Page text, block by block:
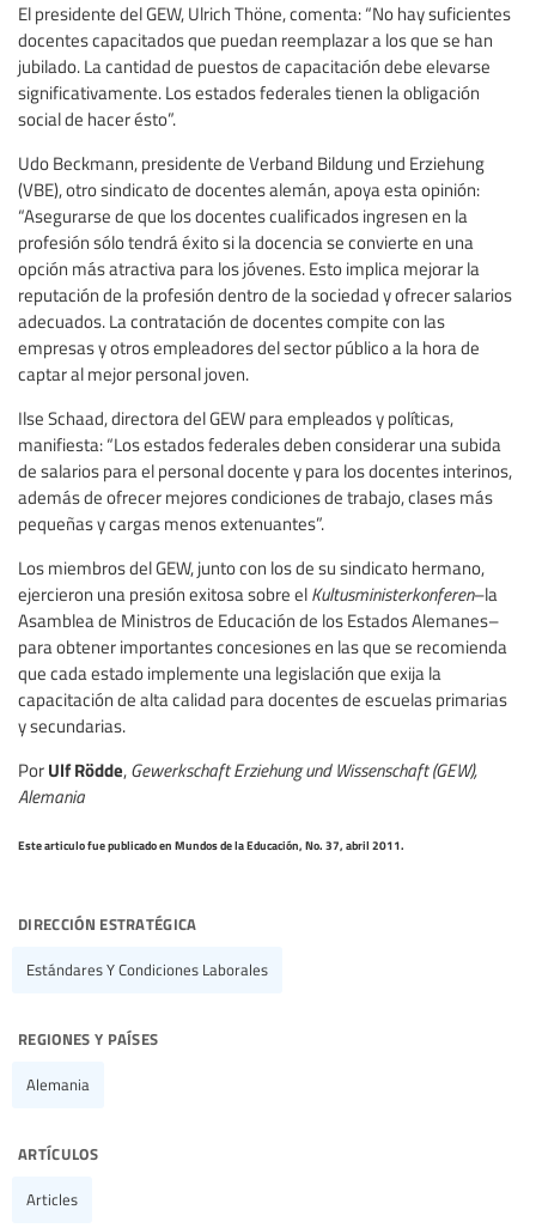
El presidente del GEW, Ulrich Thöne, comenta: “No hay suficientes
docentes capacitados que puedan reemplazar a los que se han
jubilado. La cantidad de puestos de capacitación debe elevarse
significativamente. Los estados federales tienen la obligación
social de hacer ésto”.
Udo Beckmann, presidente de Verband Bildung und Erziehung
(VBE), otro sindicato de docentes alemán, apoya esta opinión:
“Asegurarse de que los docentes cualificados ingresen en la
profesión sólo tendrá éxito si la docencia se convierte en una
opción más atractiva para los jóvenes. Esto implica mejorar la
reputación de la profesión dentro de la sociedad y ofrecer salarios
adecuados. La contratación de docentes compite con las
empresas y otros empleadores del sector público a la hora de
captar al mejor personal joven.
Ilse Schaad, directora del GEW para empleados y políticas,
manifiesta: “Los estados federales deben considerar una subida
de salarios para el personal docente y para los docentes interinos,
además de ofrecer mejores condiciones de trabajo, clases más
pequeñas y cargas menos extenuantes”.
Los miembros del GEW, junto con los de su sindicato hermano,
ejercieron una presión exitosa sobre el Kultusministerkonferen–la
Asamblea de Ministros de Educación de los Estados Alemanes–
para obtener importantes concesiones en las que se recomienda
que cada estado implemente una legislación que exija la
capacitación de alta calidad para docentes de escuelas primarias
y secundarias.
Por Ulf Rödde, Gewerkschaft Erziehung und Wissenschaft (GEW),
Alemania
Este articulo fue publicado en Mundos de la Educación, No. 37, abril 2011.
dirección estratégica
Estándares Y Condiciones Laborales
regiones y países
Alemania
artículos
Articles